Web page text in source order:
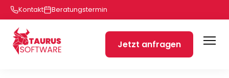
Kontakt Beratungstermin
Jetzt anfragen